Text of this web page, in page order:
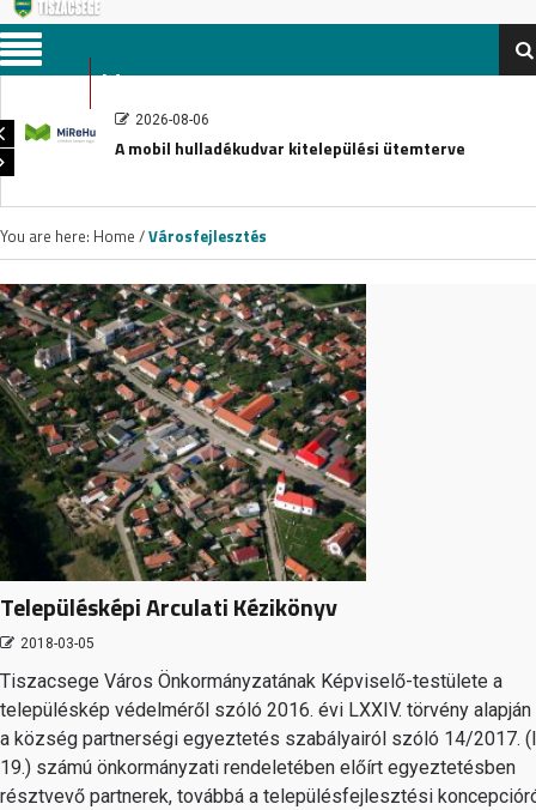
Menu
2026-08-06
A mobil hulladékudvar kitelepülési ütemterve
You are here: Home /Városfejlesztés
Településképi Arculati Kézikönyv
2018-03-05
Tiszacsege Város Önkormányzatának Képviselő-testülete a
településkép védelméről szóló 2016. évi LXXIV. törvény alapján
a község partnerségi egyeztetés szabályairól szóló 14/2017.
19.) számú önkormányzati rendeletében előírt egyeztetésben
résztvevő partnerek, továbbá a településfejlesztési